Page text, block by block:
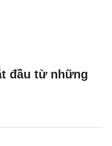
đầu từ những